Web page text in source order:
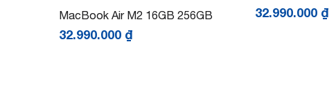
MacBook Air M2 16GB 256GB
32.990.000 ₫
32.990.000 ₫